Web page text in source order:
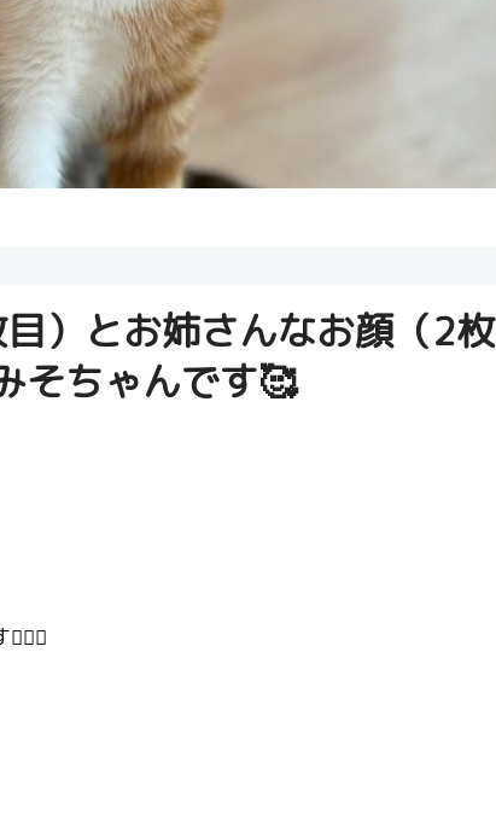
）とお姉さんなお顔（2枚
そちゃんです🥰